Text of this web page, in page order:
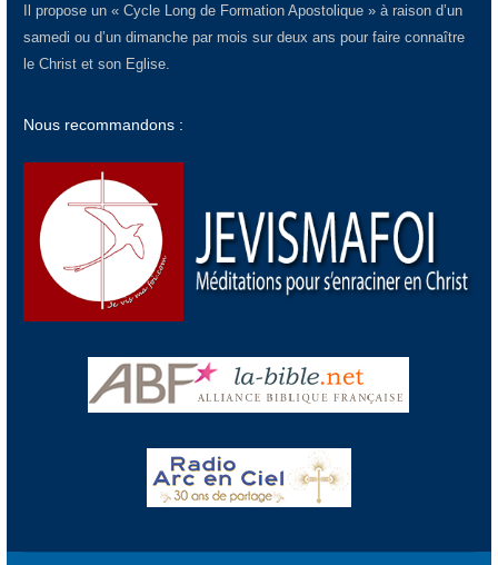
Il propose un « Cycle Long de Formation Apostolique » à raison d’un
samedi ou d’un dimanche par mois sur deux ans pour faire connaître
le Christ et son Eglise.
Nous recommandons :